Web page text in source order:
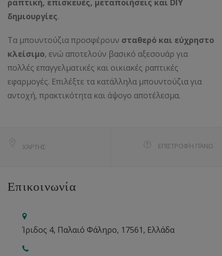
ραπτική, επισκευές, μεταποιήσεις και DIY
δημιουργίες.
Τα μπουντούζια προσφέρουν σταθερό και εύχρηστο
κλείσιμο, ενώ αποτελούν βασικό αξεσουάρ για
πολλές επαγγελματικές και οικιακές ραπτικές
εφαρμογές. Επιλέξτε τα κατάλληλα μπουντούζια για
αντοχή, πρακτικότητα και άψογο αποτέλεσμα.
ΧΆΡΤΗΣ ΕΠΙΣΤΡΟΦΉ ΠΆΝΩ
Επικοινωνία
Ίριδος 4, Παλαιό Φάληρο, 17561, Ελλάδα